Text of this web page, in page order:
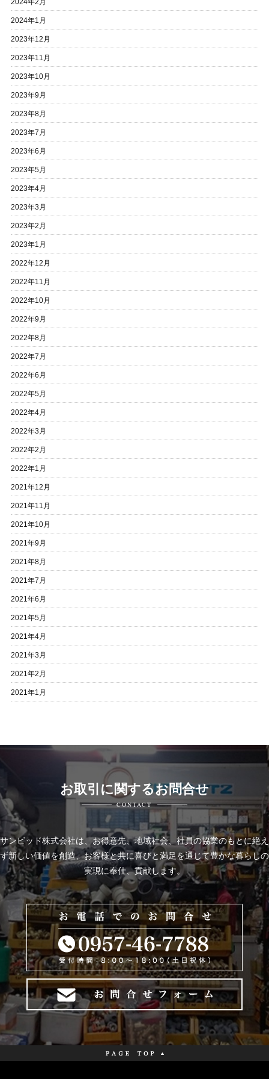
2024年2月
2024年1月
2023年12月
2023年11月
2023年10月
2023年9月
2023年8月
2023年7月
2023年6月
2023年5月
2023年4月
2023年3月
2023年2月
2023年1月
2022年12月
2022年11月
2022年10月
2022年9月
2022年8月
2022年7月
2022年6月
2022年5月
2022年4月
2022年3月
2022年2月
2022年1月
2021年12月
2021年11月
2021年10月
2021年9月
2021年8月
2021年7月
2021年6月
2021年5月
2021年4月
2021年3月
2021年2月
2021年1月
お取引に関するお問合せ
CONTACT
サンビッド株式会社は、お得意先、地域社会、社員の協業のもとに絶え
ず新しい価値を創造、お客様と共に喜びと満足を通じて豊かな暮らしの
実現に奉仕、貢献します。